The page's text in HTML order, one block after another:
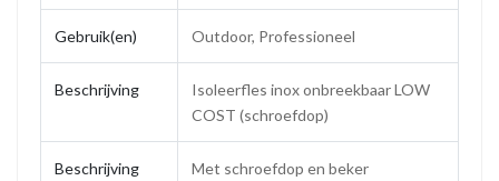
Gebruik(en) Outdoor, Professioneel
Beschrijving
Isoleerfles inox onbreekbaar LOW
COST (schroefdop)
Beschrijving
Met schroefdop en beker